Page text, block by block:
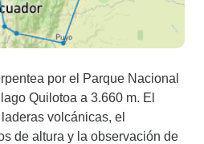
por el Parque Nacional
Quilotoa a 3.660 m. El
volcánicas, el
de altura y la observación de